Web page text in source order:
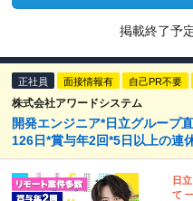
掲載終了予
正社員 面接情報有 自己PR不要
株式会社アワードシステム
開発エンジニア*日立グループ
126日*賞与年2回*5日以上の連
日
て